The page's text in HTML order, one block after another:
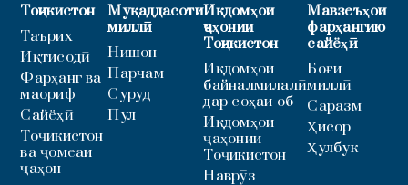
Тоҷикистон
Таърих
Иқтисодӣ
Фарҳанг ва
маориф
Сайёҳӣ
Тоҷикистон
ва ҷомеаи
ҷаҳон
Муқаддасоти
миллӣ
Нишон
Парчам
Суруд
Пул
Иқдомҳои
ҷаҳонии
Тоҷикистон
Иқдомҳои
байналмилалӣ
дар соҳаи об
Иқдомҳои
ҷаҳонии
Тоҷикистон
Наврӯз
Мавзеъҳои
фарҳангию
сайёҳӣ
Боғи
миллӣ
Саразм
Ҳисор
Ҳулбук